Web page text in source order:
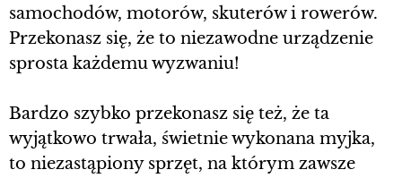
samochodów, motorów, skuterów i rowerów.
Przekonasz się, że to niezawodne urządzenie
sprosta każdemu wyzwaniu!
Bardzo szybko przekonasz się też, że ta
wyjątkowo trwała, świetnie wykonana myjka,
to niezastąpiony sprzęt, na którym zawsze